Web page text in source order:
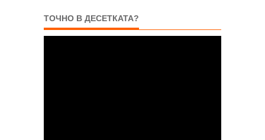
ТОЧНО В ДЕСЕТКАТА?